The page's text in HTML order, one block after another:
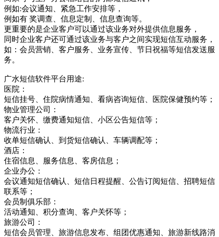
例如:会议通知、紧急工作安排等，
例如有 奖调查、信息定制、信息查询等。
更重要的是企业客户可以通过该业务对外提供信息服务，
同时企业客户还可通过该业务与客户之间实现短信互动服务，
如：会员营销、客户服务、业务宣传、节日祝福等短信发送服
务。
广水短信软件平台用途:
医院：
短信挂号、住院病情通知、看病咨询短信、医院保健预约等；
物业管理公司：
客户关怀、缴费通知短信、小区公告短信等；
物流行业：
收单短信确认、到货短信确认、车辆调配等；
酒店：
住宿信息、服务信息、客房信息；
企业办公：
会议通知短信确认、短信日程提醒、公告订阅短信、招聘短信
联系等；
会员制俱乐部：
活动通知、积分查询、客户关怀等；
旅游公司：
短信会员管理、旅游信息发布、组团优惠通知、旅游新线路消